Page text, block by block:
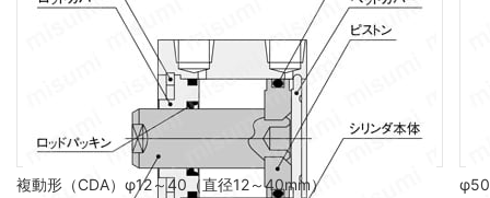
複動形（CDA）φ12～40（直径12～40mm）
φ50